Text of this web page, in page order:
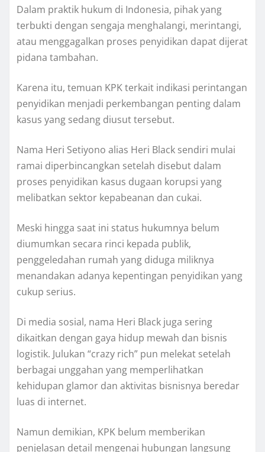
Dalam praktik hukum di Indonesia, pihak yang
terbukti dengan sengaja menghalangi, merintangi,
atau menggagalkan proses penyidikan dapat dijerat
pidana tambahan.
Karena itu, temuan KPK terkait indikasi perintangan
penyidikan menjadi perkembangan penting dalam
kasus yang sedang diusut tersebut.
Nama Heri Setiyono alias Heri Black sendiri mulai
ramai diperbincangkan setelah disebut dalam
proses penyidikan kasus dugaan korupsi yang
melibatkan sektor kepabeanan dan cukai.
Meski hingga saat ini status hukumnya belum
diumumkan secara rinci kepada publik,
penggeledahan rumah yang diduga miliknya
menandakan adanya kepentingan penyidikan yang
cukup serius.
Di media sosial, nama Heri Black juga sering
dikaitkan dengan gaya hidup mewah dan bisnis
logistik. Julukan “crazy rich” pun melekat setelah
berbagai unggahan yang memperlihatkan
kehidupan glamor dan aktivitas bisnisnya beredar
luas di internet.
Namun demikian, KPK belum memberikan
penjelasan detail mengenai hubungan langsung